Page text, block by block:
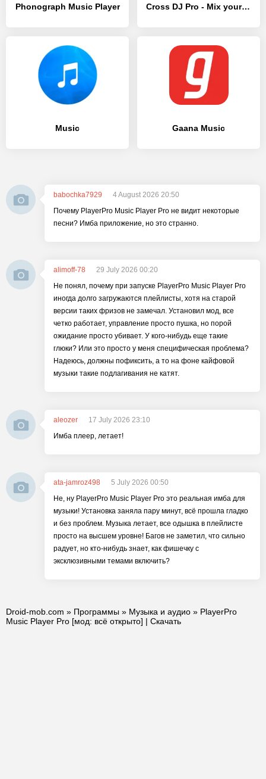
Phonograph Music Player Cross DJ Pro - Mix your music
Music Gaana Music
babochka7929
4 August 2026 20:50
Почему PlayerPro Music Player Pro не видит некоторые
песни? Имба приложение, но это странно.
alimoff-78
29 July 2026 00:20
Не понял, почему при запуске PlayerPro Music Player Pro
иногда долго загружаются плейлисты, хотя на старой
версии таких фризов не замечал. Установил мод, все
четко работает, управление просто пушка, но порой
ожидание просто убивает. У кого-нибудь еще такие
глюки? Или это просто у меня специфическая проблема?
Надеюсь, должны пофиксить, а то на фоне кайфовой
музыки такие подлагивания не катят.
aleozer
17 July 2026 23:10
Имба плеер, летает!
ata-jamroz498
5 July 2026 00:50
Не, ну PlayerPro Music Player Pro это реальная имба для
музыки! Установка заняла пару минут, всё прошла гладко
и без проблем. Музыка летает, все одышка в плейлисте
просто на высшем уровне! Багов не заметил, что сильно
радует, но кто-нибудь знает, как фишечку с
эксклюзивными темами включить?
Droid-mob.com » Программы » Музыка и аудио » PlayerPro
Music Player Pro [мод: всё открыто] | Скачать